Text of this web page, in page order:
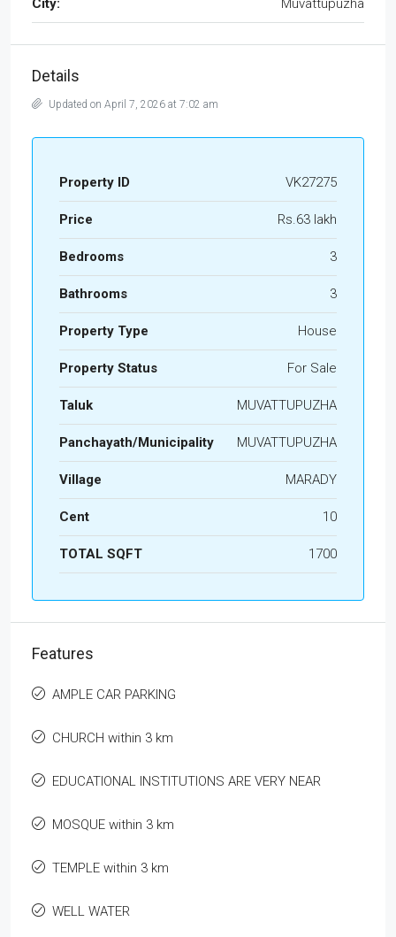
City: Muvattupuzha
Details
Updated on April 7, 2026 at 7:02 am
Property ID VK27275
Price Rs.63 lakh
Bedrooms 3
Bathrooms 3
Property Type House
Property Status For Sale
Taluk MUVATTUPUZHA
Panchayath/Municipality MUVATTUPUZHA
Village MARADY
Cent 10
TOTAL SQFT 1700
Features
AMPLE CAR PARKING
CHURCH within 3 km
EDUCATIONAL INSTITUTIONS ARE VERY NEAR
MOSQUE within 3 km
TEMPLE within 3 km
WELL WATER